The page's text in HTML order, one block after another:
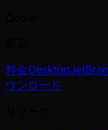
料金Desktop
ウンロード